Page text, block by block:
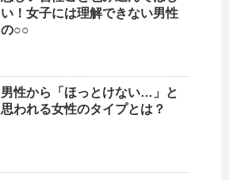
い！女子には理解できない男性
の○○
男性から「ほっとけない…」と
思われる女性のタイプとは？